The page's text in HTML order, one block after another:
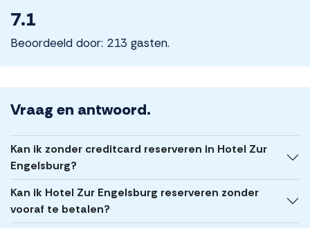
7.1
Beoordeeld door: 213 gasten.
Vraag en antwoord.
Kan ik zonder creditcard reserveren in Hotel Zur
Engelsburg?
Kan ik Hotel Zur Engelsburg reserveren zonder
vooraf te betalen?